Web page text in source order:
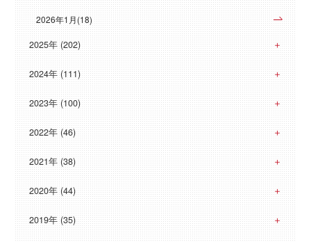
2026年1月(18)
2025年 (202)
2024年 (111)
2023年 (100)
2022年 (46)
2021年 (38)
2020年 (44)
2019年 (35)